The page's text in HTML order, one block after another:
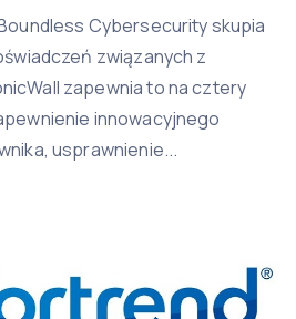
Cybersecurity skupia
związanych z
zapewnia to na cztery
innowacyjnego
usprawnienie...